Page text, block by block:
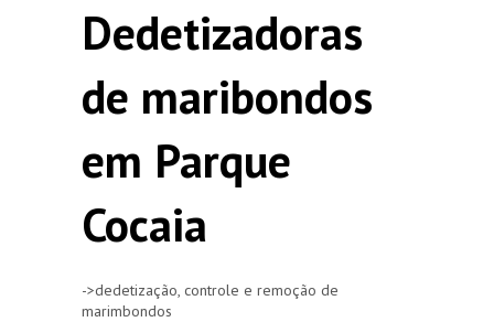
Dedetizadoras
de maribondos
em Parque
Cocaia
->dedetização, controle e remoção de
marimbondos